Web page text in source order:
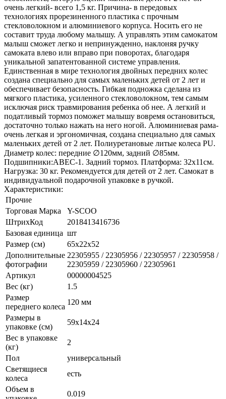
очень легкий- всего 1,5 кг. Причина- в передовых
технологиях прорезиненного пластика c прочным
стекловолокном и алюминиевого корпуса. Носить его не
составит труда любому малышу. А управлять этим самокатом
малыш сможет легко и непринужденно, наклоняя ручку
самоката влево или вправо при поворотах, благодаря
уникальной запатентованной системе управления.
Единственная в мире технология двойных передних колес
создана специально для самых маленьких детей от 2 лет и
обеспечивает безопасность. Гибкая подножка сделана из
мягкого пластика, усиленного стекловолокном, тем самым
исключая риск травмирования ребенка об нее. А легкий и
податливый тормоз поможет малышу вовремя остановиться,
достаточно только нажать на него ногой. Алюминиевая рама-
очень легкая и эргономичная, создана специально для самых
маленьких детей от 2 лет. Полиуретановые литые колеса PU.
Диаметр колес: передние ∅120мм, задний ∅85мм.
Подшипники:ABEC-1. Задний тормоз. Платформа: 32х11см.
Нагрузка: 30 кг. Рекомендуется для детей от 2 лет. Самокат в
индивидуальной подарочной упаковке в ручкой.
Характеристики:
Прочие
Торговая Марка
Y-SCOO
ШтрихКод
2018413416736
Базовая единица шт
Размер (см)
65х22х52
Дополнительные
фотографии
22305955 / 22305956 / 22305957 / 22305958 /
22305959 / 22305960 / 22305961
Артикул
00000004525
Вес (кг)
1.5
Размер
переднего колеса
120 мм
Размеры в
упаковке (см)
59х14х24
Вес в упаковке
(кг)
2
Пол
универсальный
Светящиеся
колеса
есть
Объем в
0.019